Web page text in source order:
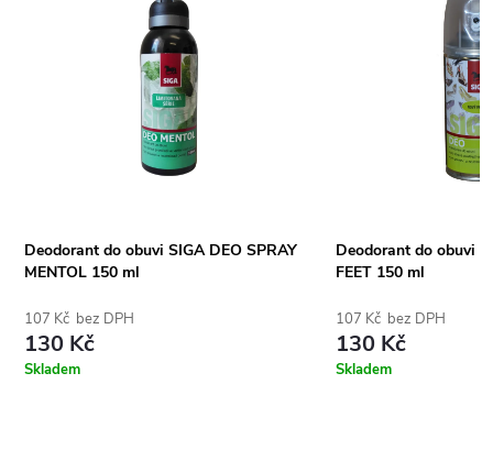
Deodorant do obuvi SIGA DEO SPRAY
MENTOL 150 ml
107 Kč bez DPH
130 Kč
Skladem
Deodorant do obuvi
FEET 150 ml
107 Kč bez DPH
130 Kč
Skladem